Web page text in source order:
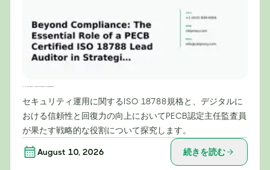
セキュリティ運用に関するISO 18788規格と、デジタルに
おける信頼性と回復力の向上においてPECB認定主任監査員
が果たす戦略的な役割について探究します。
August 10, 2026 続きを読む